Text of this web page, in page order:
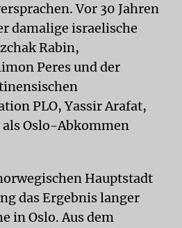
Vor 30 Jahren
damalige israelische
Rabin,
Peres und der
PLO, Yassir Arafat,
Oslo-Abkommen
Hauptstadt
das Ergebnis langer
in Oslo. Aus dem